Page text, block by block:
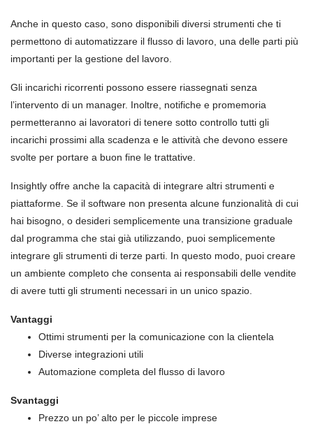
Anche in questo caso, sono disponibili diversi strumenti che ti
permettono di automatizzare il flusso di lavoro, una delle parti più
importanti per la gestione del lavoro.
Gli incarichi ricorrenti possono essere riassegnati senza
l’intervento di un manager. Inoltre, notifiche e promemoria
permetteranno ai lavoratori di tenere sotto controllo tutti gli
incarichi prossimi alla scadenza e le attività che devono essere
svolte per portare a buon fine le trattative.
Insightly offre anche la capacità di integrare altri strumenti e
piattaforme. Se il software non presenta alcune funzionalità di cui
hai bisogno, o desideri semplicemente una transizione graduale
dal programma che stai già utilizzando, puoi semplicemente
integrare gli strumenti di terze parti. In questo modo, puoi creare
un ambiente completo che consenta ai responsabili delle vendite
di avere tutti gli strumenti necessari in un unico spazio.
Vantaggi
Ottimi strumenti per la comunicazione con la clientela
Diverse integrazioni utili
Automazione completa del flusso di lavoro
Svantaggi
Prezzo un po’ alto per le piccole imprese